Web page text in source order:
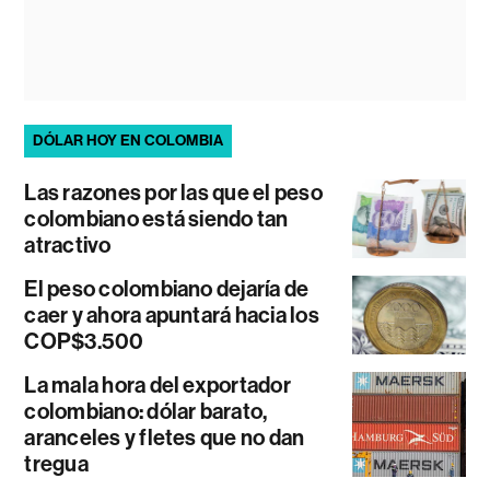
DÓLAR HOY EN COLOMBIA
Las razones por las que el peso
colombiano está siendo tan
atractivo
El peso colombiano dejaría de
caer y ahora apuntará hacia los
COP$3.500
La mala hora del exportador
colombiano: dólar barato,
aranceles y fletes que no dan
tregua